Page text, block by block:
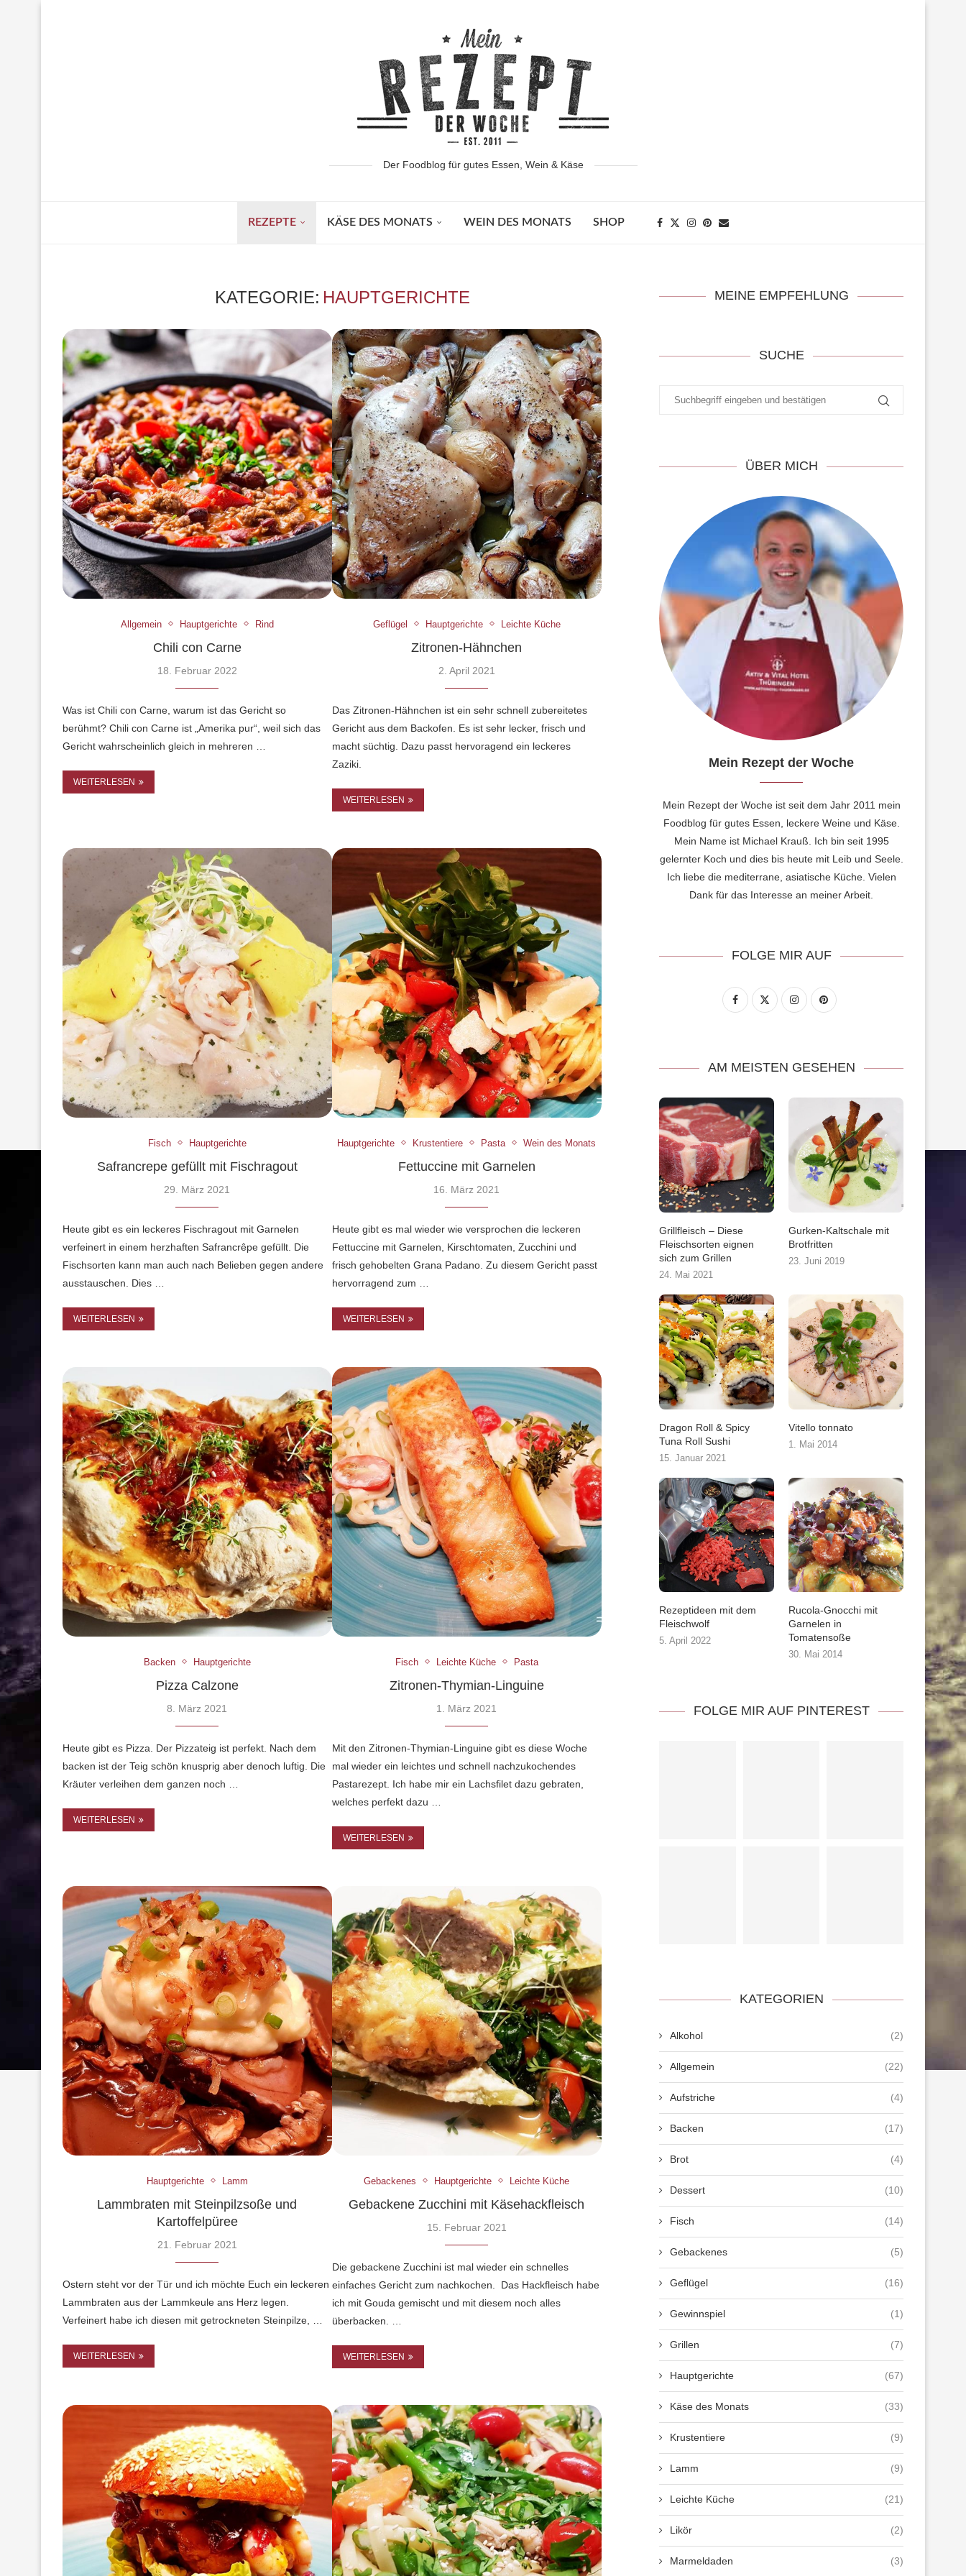
Der Foodblog für gutes Essen, Wein & Käse
REZEPTE KÄSE DES MONATS WEIN DES MONATS SHOP
KATEGORIE: HAUPTGERICHTE
Allgemein Hauptgerichte Rind
Chili con Carne
18. Februar 2022
Was ist Chili con Carne, warum ist das Gericht so
berühmt? Chili con Carne ist „Amerika pur“, weil sich das
Gericht wahrscheinlich gleich in mehreren …
WEITERLESEN
Geflügel Hauptgerichte Leichte Küche
Zitronen-Hähnchen
2. April 2021
Das Zitronen-Hähnchen ist ein sehr schnell zubereitetes
Gericht aus dem Backofen. Es ist sehr lecker, frisch und
macht süchtig. Dazu passt hervoragend ein leckeres
Zaziki.
WEITERLESEN
Fisch Hauptgerichte
Safrancrepe gefüllt mit Fischragout
29. März 2021
Heute gibt es ein leckeres Fischragout mit Garnelen
verfeinert in einem herzhaften Safrancrêpe gefüllt. Die
Fischsorten kann man auch nach Belieben gegen andere
ausstauschen. Dies …
WEITERLESEN
Hauptgerichte Krustentiere Pasta Wein des Monats
Fettuccine mit Garnelen
16. März 2021
Heute gibt es mal wieder wie versprochen die leckeren
Fettuccine mit Garnelen, Kirschtomaten, Zucchini und
frisch gehobelten Grana Padano. Zu diesem Gericht passt
hervorragend zum …
WEITERLESEN
Backen Hauptgerichte
Pizza Calzone
8. März 2021
Heute gibt es Pizza. Der Pizzateig ist perfekt. Nach dem
backen ist der Teig schön knusprig aber denoch luftig. Die
Kräuter verleihen dem ganzen noch …
WEITERLESEN
Fisch Leichte Küche Pasta
Zitronen-Thymian-Linguine
1. März 2021
Mit den Zitronen-Thymian-Linguine gibt es diese Woche
mal wieder ein leichtes und schnell nachzukochendes
Pastarezept. Ich habe mir ein Lachsfilet dazu gebraten,
welches perfekt dazu …
WEITERLESEN
Hauptgerichte Lamm
Lammbraten mit Steinpilzsoße und
Kartoffelpüree
21. Februar 2021
Ostern steht vor der Tür und ich möchte Euch ein leckeren
Lammbraten aus der Lammkeule ans Herz legen.
Verfeinert habe ich diesen mit getrockneten Steinpilze, …
WEITERLESEN
Gebackenes Hauptgerichte Leichte Küche
Gebackene Zucchini mit Käsehackfleisch
15. Februar 2021
Die gebackene Zucchini ist mal wieder ein schnelles
einfaches Gericht zum nachkochen. Das Hackfleisch habe
ich mit Gouda gemischt und mit diesem noch alles
überbacken. …
WEITERLESEN
MEINE EMPFEHLUNG
SUCHE
ÜBER MICH
Mein Rezept der Woche
Mein Rezept der Woche ist seit dem Jahr 2011 mein
Foodblog für gutes Essen, leckere Weine und Käse.
Mein Name ist Michael Krauß. Ich bin seit 1995
gelernter Koch und dies bis heute mit Leib und Seele.
Ich liebe die mediterrane, asiatische Küche. Vielen
Dank für das Interesse an meiner Arbeit.
FOLGE MIR AUF
AM MEISTEN GESEHEN
Grillfleisch – Diese
Fleischsorten eignen
sich zum Grillen
24. Mai 2021
Gurken-Kaltschale mit
Brotfritten
23. Juni 2019
Dragon Roll & Spicy
Tuna Roll Sushi
15. Januar 2021
Vitello tonnato
1. Mai 2014
Rezeptideen mit dem
Fleischwolf
5. April 2022
Rucola-Gnocchi mit
Garnelen in
Tomatensoße
30. Mai 2014
FOLGE MIR AUF PINTEREST
KATEGORIEN
Alkohol (2)
Allgemein (22)
Aufstriche (4)
Backen (17)
Brot (4)
Dessert (10)
Fisch (14)
Gebackenes (5)
Geflügel (16)
Gewinnspiel (1)
Grillen (7)
Hauptgerichte (67)
Käse des Monats (33)
Krustentiere (9)
Lamm (9)
Leichte Küche (21)
Likör (2)
Marmeldaden (3)